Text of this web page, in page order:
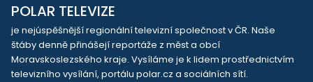
POLAR TELEVIZE
je nejúspěšnější regionální televizní společnost v ČR. Naše
štáby denně přinášejí reportáže z měst a obcí
Moravskoslezského kraje. Vysíláme je k lidem prostřednictvím
televizního vysílání, portálu polar.cz a sociálních sítí.